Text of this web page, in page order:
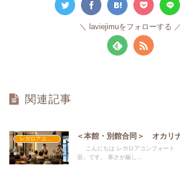
laviejimuをフォローする
関連記事
レガロアコンフォート ＜本館・別館合同＞ オカリ
こんにちは レガロアコンフォート 「REGALORE 光と風の
宿」です。 寒さが厳し...